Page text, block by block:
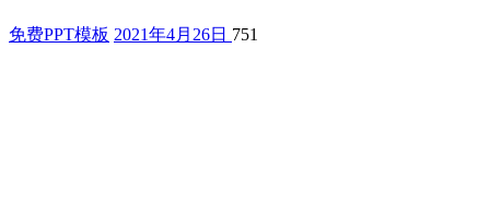
免费PPT模板 2021年4月26日 751